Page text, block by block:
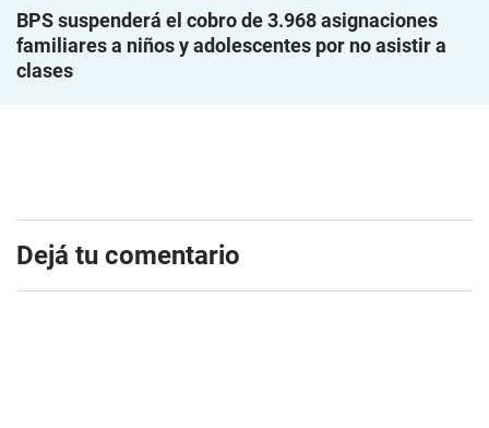
BPS suspenderá el cobro de 3.968 asignaciones
familiares a niños y adolescentes por no asistir a
clases
Dejá tu comentario